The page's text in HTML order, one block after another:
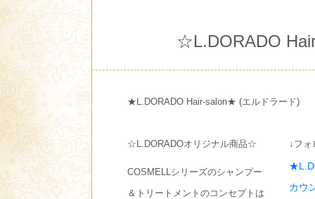
☆L.DORADO
★L.DORADO Hair-salon★ (エルドラード)
☆L.DORADOオリジナル商品☆
COSMELLシリーズのシャンプー
＆トリートメントのコンセプトは
↓フ
カウ